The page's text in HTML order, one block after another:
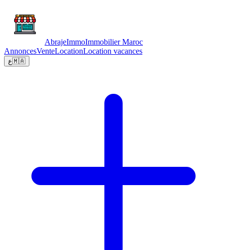
AbrajeImmoImmobilier Maroc
AnnoncesVenteLocationLocation vacances
ع🇲🇦